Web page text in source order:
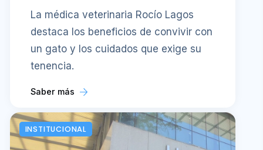
La médica veterinaria Rocío Lagos
destaca los beneficios de convivir con
un gato y los cuidados que exige su
tenencia.
Saber más
INSTITUCIONAL